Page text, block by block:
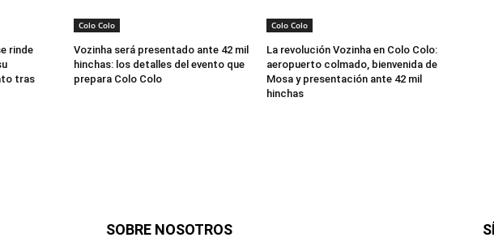
rinde
tras
Colo Colo
Vozinha será presentado ante 42 mil
hinchas: los detalles del evento que
prepara Colo Colo
Colo Colo
La revolución Vozinha en Colo Colo:
aeropuerto colmado, bienvenida de
Mosa y presentación ante 42 mil
hinchas
SOBRE NOSOTROS